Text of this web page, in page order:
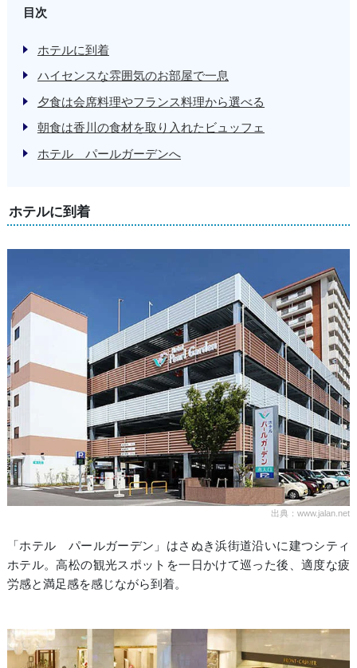
目次
ホテルに到着
ハイセンスな雰囲気のお部屋で一息
夕食は会席料理やフランス料理から選べる
朝食は香川の食材を取り入れたビュッフェ
ホテル パールガーデンへ
ホテルに到着
出典：www.jalan.net
「ホテル パールガーデン」はさぬき浜街道沿いに建つシティ
ホテル。高松の観光スポットを一日かけて巡った後、適度な疲
労感と満足感を感じながら到着。